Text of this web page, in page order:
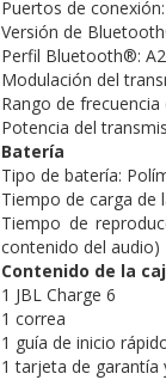
Puertos de conexión:
Versión de
Perfil Bluetooth®:
Modulación del
Rango de
Potencia del
Batería
Tipo de batería:
Tiempo de carga de
Tiempo de
contenido del audio)
Contenido de la
1 JBL Charge 6
1 correa
1 guía de inicio
1 tarjeta de garantía